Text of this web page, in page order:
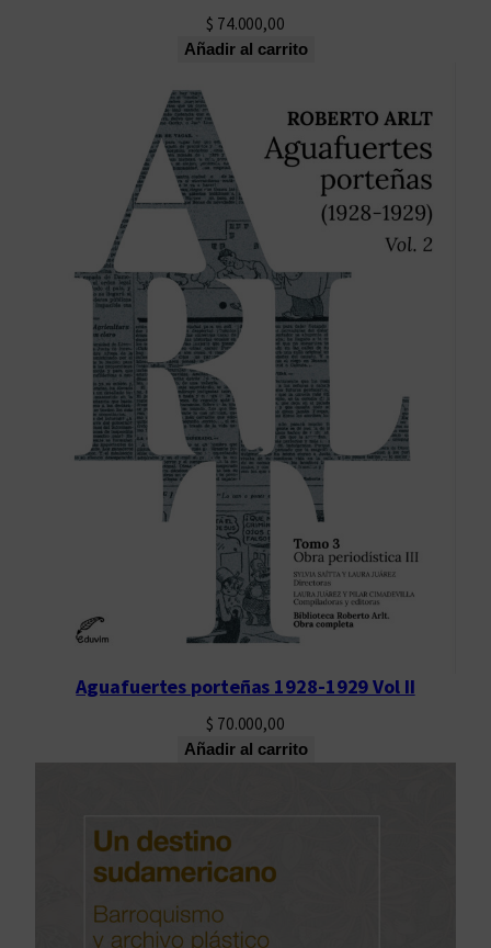
$ 74.000,00
Añadir al carrito
Aguafuertes porteñas 1928-1929 Vol II
$ 70.000,00
Añadir al carrito